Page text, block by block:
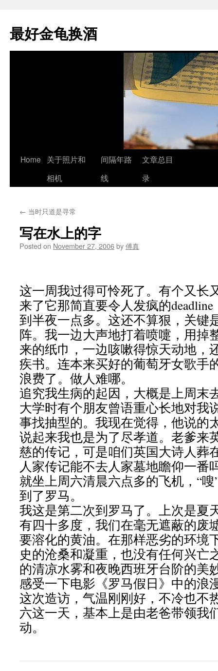
最好金龟换酒
Skip
Home
关于照片和
相机
间隔年路
线
文章总目
录
← 当时只道是寻常
写在水上的字
Posted on November 27, 2006by傅真
这一周我过得可怜死了。有个又长
来了它那简直要令人发疯的
到半夜一点多。这还不算狠，关键
阵。我一边大声地打着喷嚏，用掉
来的纸巾，一边咳嗽得惊天动地，
疾书。连本来买好的葡萄牙女歌手
浪费了。做人难哪。
追究我生病的起因，大概是上周末
大学时有个朋友曾语重心长地对我
事找抽型的。我现在觉得，他说的
说起来我也是为了尽孝道。老爹来
慈的传记，可是咱们英国大诗人葬
人家传记能不去人家墓地瞻仰一番
就坐上周六清晨六点多的飞机，“
到了罗马。
我这是第二次到罗马了。上次是夏
有四十多度，我们在毫无遮蔽的废
要溶化的黄油。在那样恶劣的环境
史的沧桑和凝重，也没有任何兴亡
的清凉水雾和夜晚西班牙台阶的美
感受一下电影《罗马假日》中的浪
这次造访，气温刚刚好，不冷也不
六这一天，基本上是由老爸带领我
动。